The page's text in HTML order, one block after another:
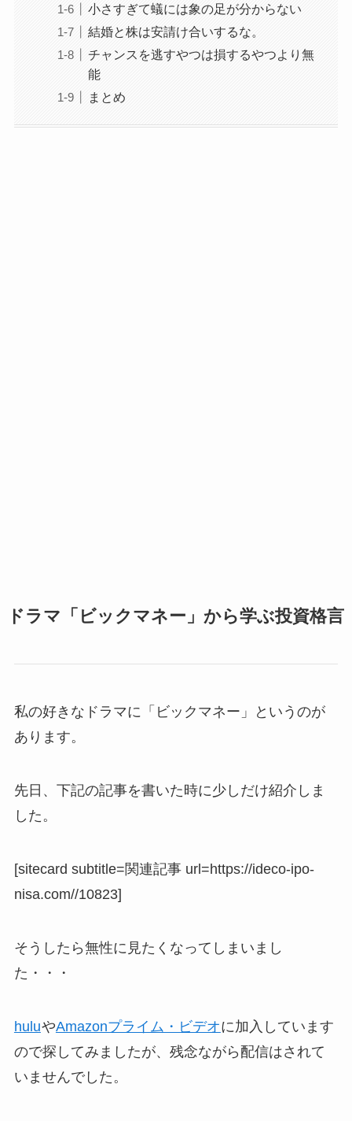
小さすぎて蟻には象の足が分からない
結婚と株は安請け合いするな。
チャンスを逃すやつは損するやつより無
能
まとめ
ドラマ「ビックマネー」から学ぶ投資格言
私の好きなドラマに「ビックマネー」というのが
あります。
先日、下記の記事を書いた時に少しだけ紹介しま
した。
[sitecard subtitle=関連記事 url=https://ideco-ipo-
nisa.com//10823]
そうしたら無性に見たくなってしまいまし
た・・・
huluやAmazonプライム・ビデオに加入しています
ので探してみましたが、残念ながら配信はされて
いませんでした。